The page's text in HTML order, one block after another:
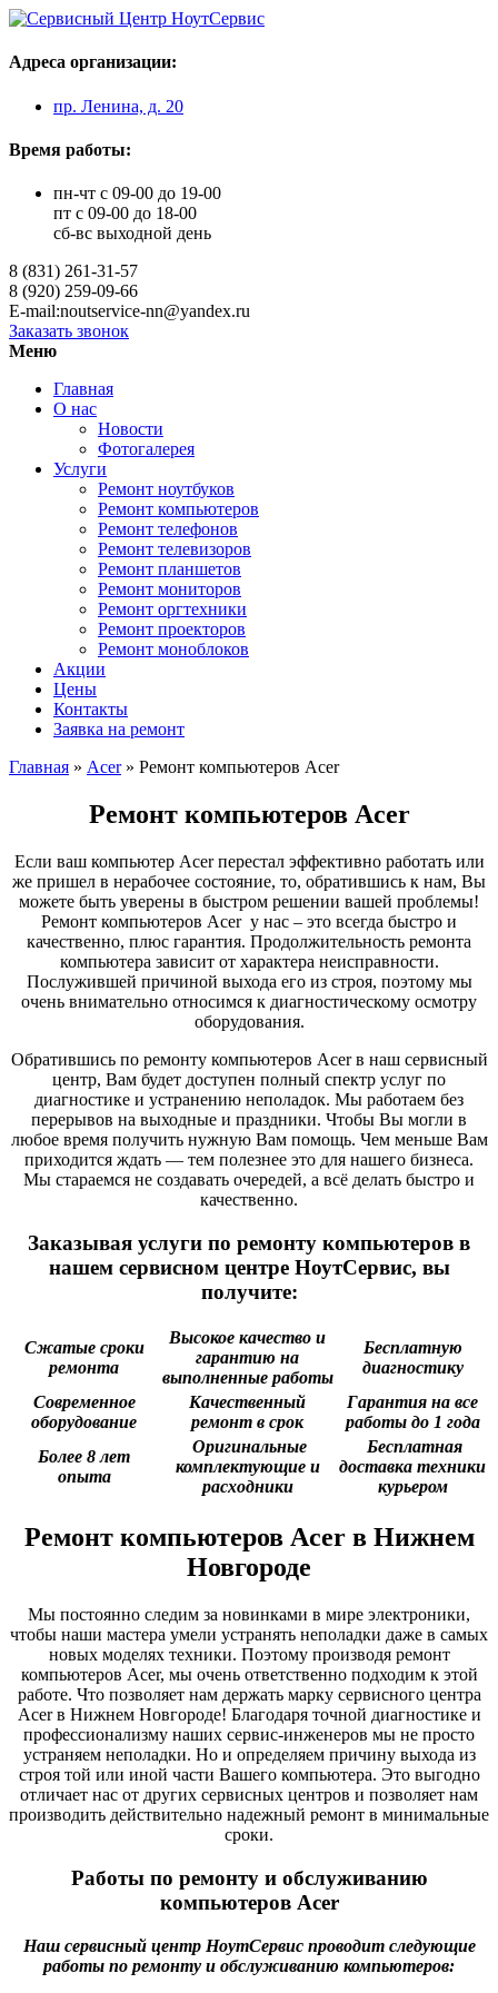
Адреса организации:
пр. Ленина, д. 20
Время работы:
пн-чт с 09-00 до 19-00
пт с 09-00 до 18-00
сб-вс выходной день
8 (831) 261-31-57
8 (920) 259-09-66
E-mail:noutservice-nn@yandex.ru
Заказать звонок
Меню
Главная
О нас
Новости
Фотогалерея
Услуги
Ремонт ноутбуков
Ремонт компьютеров
Ремонт телефонов
Ремонт телевизоров
Ремонт планшетов
Ремонт мониторов
Ремонт оргтехники
Ремонт проекторов
Ремонт моноблоков
Акции
Цены
Контакты
Заявка на ремонт
Главная » Acer» Ремонт компьютеров Acer
Ремонт компьютеров Acer
Если ваш компьютер Acer перестал эффективно работать или
же пришел в нерабочее состояние, то, обратившись к нам, Вы
можете быть уверены в быстром решении вашей проблемы!
Ремонт компьютеров Acer у нас – это всегда быстро и
качественно, плюс гарантия. Продолжительность ремонта
компьютера зависит от характера неисправности.
Послужившей причиной выхода его из строя, поэтому мы
очень внимательно относимся к диагностическому осмотру
оборудования.
Обратившись по ремонту компьютеров Acer в наш сервисный
центр, Вам будет доступен полный спектр услуг по
диагностике и устранению неполадок. Мы работаем без
перерывов на выходные и праздники. Чтобы Вы могли в
любое время получить нужную Вам помощь. Чем меньше Вам
приходится ждать — тем полезнее это для нашего бизнеса.
Мы стараемся не создавать очередей, а всё делать быстро и
качественно.
Заказывая услуги по ремонту компьютеров в
нашем сервисном центре НоутСервис, вы
получите:
Сжатые сроки
ремонта
Высокое качество и
гарантию на
выполненные работы
Бесплатную
диагностику
Современное
оборудование
Качественный
ремонт в срок
Гарантия на все
работы до 1 года
Более 8 лет
опыта
Оригинальные
комплектующие и
расходники
Бесплатная
доставка техники
курьером
Ремонт компьютеров Acer в Нижнем
Новгороде
Мы постоянно следим за новинками в мире электроники,
чтобы наши мастера умели устранять неполадки даже в самых
новых моделях техники. Поэтому производя ремонт
компьютеров Acer, мы очень ответственно подходим к этой
работе. Что позволяет нам держать марку сервисного центра
Acer в Нижнем Новгороде! Благодаря точной диагностике и
профессионализму наших сервис-инженеров мы не просто
устраняем неполадки. Но и определяем причину выхода из
строя той или иной части Вашего компьютера. Это выгодно
отличает нас от других сервисных центров и позволяет нам
производить действительно надежный ремонт в минимальные
сроки.
Работы по ремонту и обслуживанию
компьютеров Acer
Наш сервисный центр НоутСервис проводит следующие
работы по ремонту и обслуживанию компьютеров: